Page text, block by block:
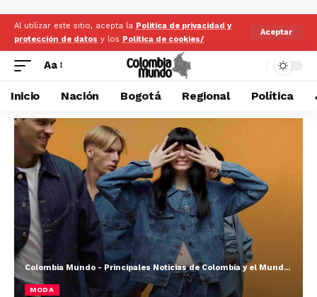
Al utilizar este sitio, acepta la Politica de privacidad y
protección de datos y los Politica de cookies/
Aceptar
Aa
Inicio Nación Bogotá Regional Política
Colombia Mundo - Principales Noticias de Colombia y el Mundo Hoy
MODA